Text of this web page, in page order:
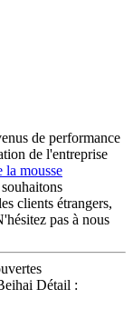
de performance
de l'entreprise
la mousse
clients étrangers,
pas à nous
Détail :